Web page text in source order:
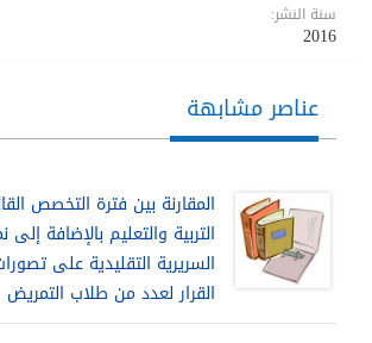
سنة النشر:
2016
عناصر مشابهة
المقارنة بين فترة التخصص
التربية والتعليم بالإضافة إلى
السريرية التقليدية على
القرار لعدد من طلاب التمريض